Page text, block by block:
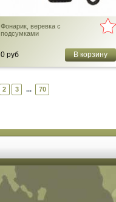
Фонарик, веревка с
подсумками
0 руб В корзину
2 3 ... 70